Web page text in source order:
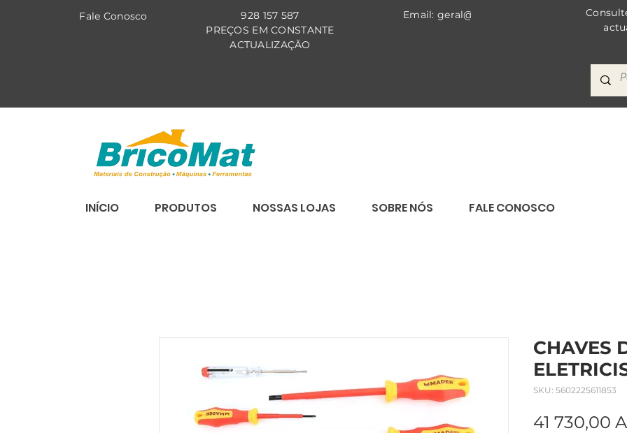
Fale Conosco
928 157 587
PREÇOS EM CONSTANTE
ACTUALIZAÇÃO
Email: geral@bricomat.com
INÍCIO PRODUTOS NOSSAS LOJAS SOBRE NÓS FALE CONOSCO
CHAVES
SKU: 5602225611853
41 730,00